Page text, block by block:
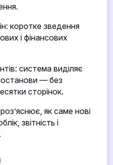
коротке зведення
і фінансових
система виділяє
— без
сторінок.
як саме нові
звітність і